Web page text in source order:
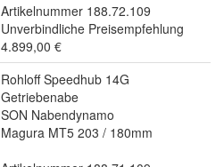
Artikelnummer 188.72.109
Unverbindliche Preisempfehlung
4.899,00 €
Rohloff Speedhub 14G
Getriebenabe
SON Nabendynamo
Magura MT5 203 / 180mm